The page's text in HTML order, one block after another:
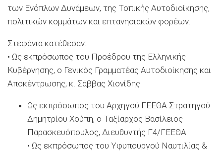
των Ενόπλων Δυνάμεων, της Τοπικής Αυτοδιοίκησης,
πολιτικών κομμάτων και επτανησιακών φορέων.
Στεφάνια κατέθεσαν:
• Ως εκπρόσωπος του Προέδρου της Ελληνικής
Κυβέρνησης, ο Γενικός Γραμματέας Αυτοδιοίκησης και
Αποκέντρωσης, κ. Σάββας Χιονίδης
Ως εκπρόσωπος του Αρχηγού ΓΕΕΘΑ Στρατηγού
Δημητρίου Χούπη, ο Ταξίαρχος Βασίλειος
Παρασκευόπουλος, Διευθυντής Γ4/ΓΕΕΘΑ
• Ως εκπρόσωπος του Υφυπουργού Ναυτιλίας &